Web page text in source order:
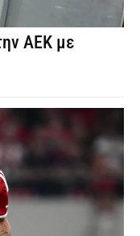
ΑΕΚ με